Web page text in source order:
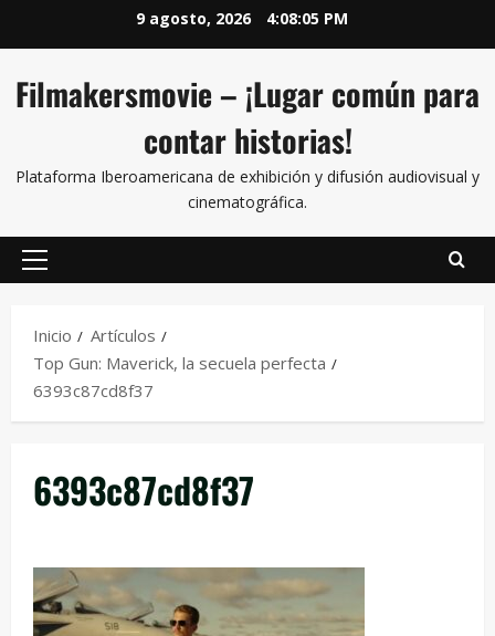
9 agosto, 2026 4:08:05 PM
Filmakersmovie – ¡Lugar común para
contar historias!
Plataforma Iberoamericana de exhibición y difusión audiovisual y
cinematográfica.
Inicio
Artículos
Top Gun: Maverick, la secuela perfecta
6393c87cd8f37
6393c87cd8f37